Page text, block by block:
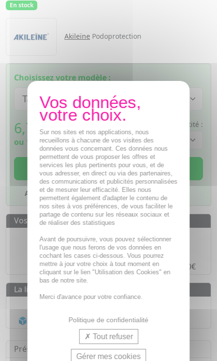
En stock
Akileïne Podoprotection
Choisissez votre modèle :
6,78€ TTC
ou 1,70€si 4 fois sans frais
Quantité :
AJOUTER AU PANIER
Ajouter à mes favoris
Vos avantages
Des prix IMBATTABLES
Paiement en ligneSÉCURISÉ
Paiement en4 fois sans fraisà partir de 30€
La livraison
Acheminement Chronoposten 24h*
Présentation
Sur nos sites et nos applications, nous
recueillons à chacune de vos visites des
données vous concernant. Ces données nous
permettent de vous proposer les offres et
services les plus pertinents pour vous, et de
vous adresser, en direct ou via des partenaires,
des communications et publicités personnalisées
et de mesurer leur efficacité. Elles nous
permettent également d'adapter le contenu de
nos sites à vos préférences, de vous faciliter le
partage de contenu sur les réseaux sociaux et
de réaliser des statistiques
Avant de poursuivre, vous pouvez sélectionner
l'usage que nous ferons de vos données en
cochant les cases ci-dessous. Vous pourrez
mettre à jour votre choix à tout moment en
cliquant sur le lien "Utilisation des Cookies" en
bas de notre site.
Merci d'avance pour votre confiance.
Politique de confidentialité
Tout refuser
Gérer mes cookies